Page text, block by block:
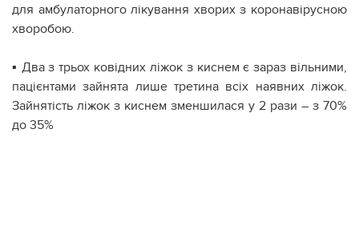
для амбулаторного лікування хворих з коронавірусною
хворобою.
▪ Два з трьох ковідних ліжок з киснем є зараз вільними,
пацієнтами зайнята лише третина всіх наявних ліжок.
Зайнятість ліжок з киснем зменшилася у 2 рази – з 70%
до 35%